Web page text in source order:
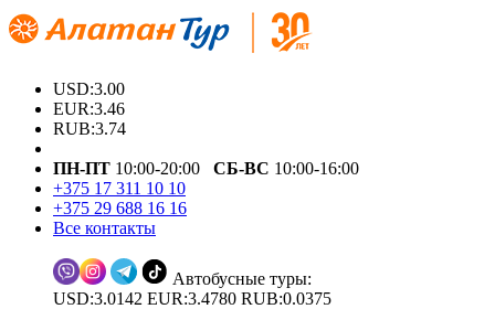
USD:3.00
EUR:3.46
RUB:3.74
ПН-ПТ 10:00-20:00 СБ-ВС 10:00-16:00
+375 17 311 10 10
+375 29 688 16 16
Все контакты
Автобусные туры:
USD:3.0142 EUR:3.4780 RUB:0.0375